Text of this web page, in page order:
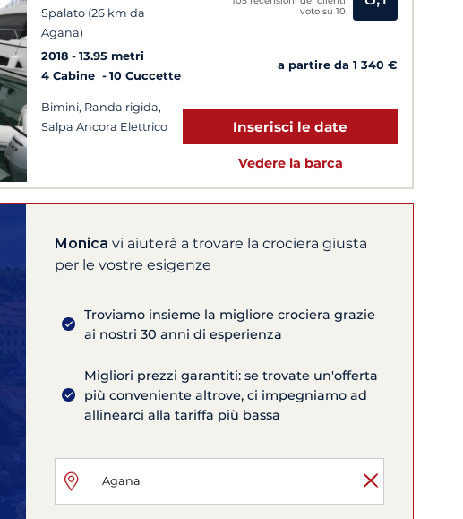
Spalato (26 km da
Agana)
2018
13.95 metri
4 Cabine
10 Cuccette
Bimini, Randa rigida,
Salpa Ancora Elettrico
voto su 10
a partire da 1 340 €
Inserisci le date
Vedere la barca
Monica vi aiuterà a trovare la crociera giusta
per le vostre esigenze
Troviamo insieme la migliore crociera grazie
ai nostri 30 anni di esperienza
Migliori prezzi garantiti: se trovate un'offerta
più conveniente altrove, ci impegniamo ad
allinearci alla tariffa più bassa